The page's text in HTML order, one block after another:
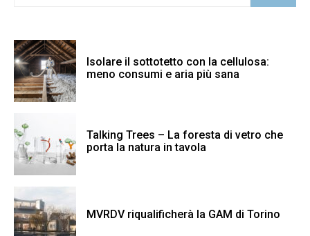
Isolare il sottotetto con la cellulosa:
meno consumi e aria più sana
Talking Trees – La foresta di vetro che
porta la natura in tavola
MVRDV riqualificherà la GAM di Torino